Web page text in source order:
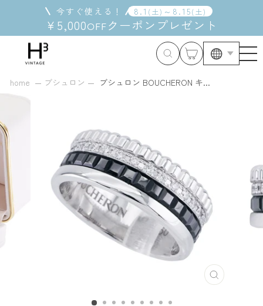
キ
す
る
今すぐ使える！ 8 . 1 ( 土) ～ 8 . 15( 土)
¥5,000OFFクーポン プレゼント
home ブシュロン ブシュロン BOUCHERON キ...